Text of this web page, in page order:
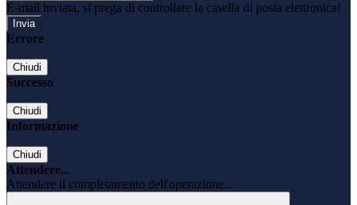
E-mail inviata, si prega di controllare la casella di posta elettronica!
Errore
Chiudi
Successo
Chiudi
Informazione
Chiudi
Attendere...
Attendere il completamento dell'operazione...